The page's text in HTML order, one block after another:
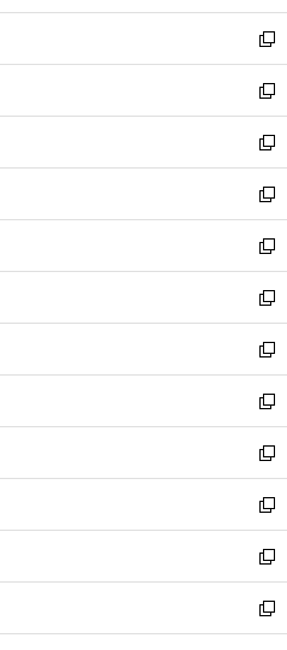
開
く
ウ
で
開
く
ン
ド
ウ
で
開
く
新
し
い
ウ
ィ
ン
ド
ウ
で
開
く
新
し
い
ウ
ィ
ン
ド
ウ
で
開
く
新
し
い
ウ
ィ
ン
ド
ウ
で
開
く
新
し
い
ウ
ィ
ン
ド
ウ
で
開
く
新
し
い
ウ
ィ
ン
ド
ウ
で
開
く
新
し
い
ウ
ィ
ン
ド
ウ
で
開
く
新
し
い
ウ
ィ
ン
ド
ウ
で
開
く
新
し
い
ウ
ィ
ン
ド
ウ
で
開
新
し
い
ウ
ィ
ン
ド
ウ
新
し
い
ウ
ィ
ン
新
し
い
ウ
新
し